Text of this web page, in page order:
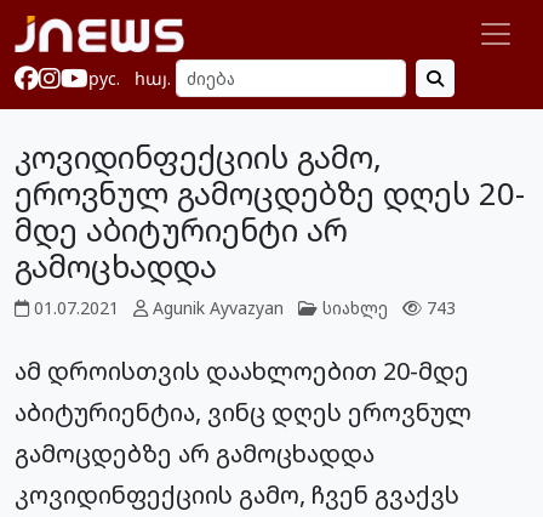
рус. հայ.
კოვიდინფექციის გამო,
ეროვნულ გამოცდებზე დღეს 20-
მდე აბიტურიენტი არ
გამოცხადდა
01.07.2021 Agunik Ayvazyan სიახლე 743
ამ დროისთვის დაახლოებით 20-მდე
აბიტურიენტია, ვინც დღეს ეროვნულ
გამოცდებზე არ გამოცხადდა
კოვიდინფექციის გამო, ჩვენ გვაქვს